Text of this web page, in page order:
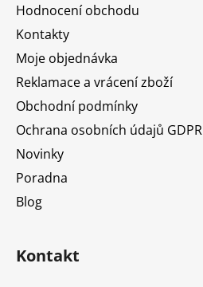
Hodnocení obchodu
Kontakty
Moje objednávka
Reklamace a vrácení zboží
Obchodní podmínky
Ochrana osobních údajů GDPR
Novinky
Poradna
Blog
Kontakt